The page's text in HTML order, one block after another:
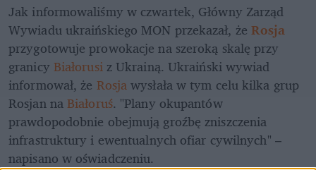
Jak informowaliśmy w czwartek, Główny Zarząd
Wywiadu ukraińskiego MON przekazał, że
przygotowuje prowokacje na szeroką skalę przy
granicy Białorusi z Ukrainą. Ukraiński wywiad
informował, że Rosja wysłała w tym celu kilka grup
Rosjan na Białoruś. "Plany okupantów
prawdopodobnie obejmują groźbę zniszczenia
infrastruktury i ewentualnych ofiar cywilnych" –
napisano w oświadczeniu.